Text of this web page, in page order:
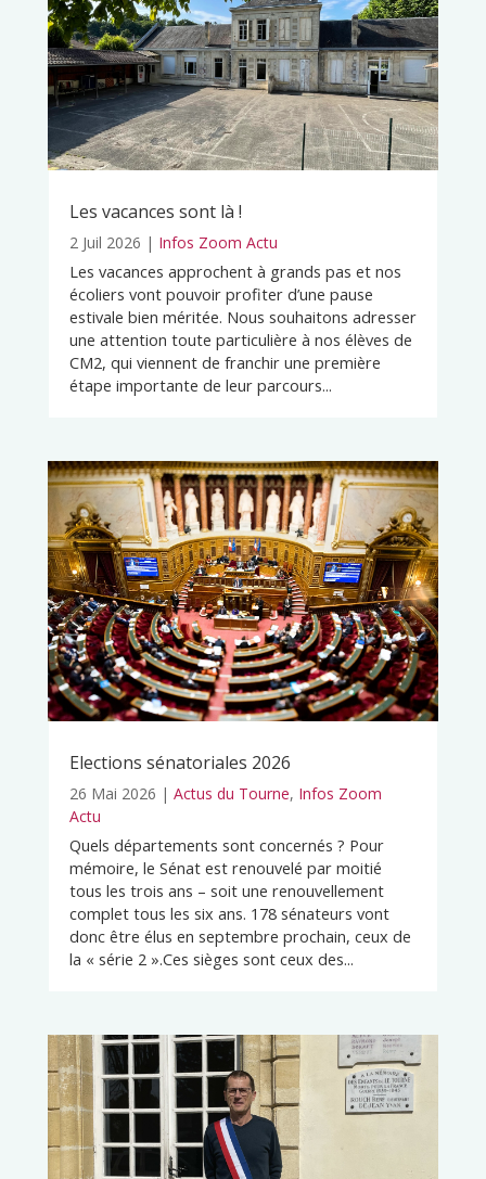
Les vacances sont là !
2 Juil 2026 | Infos Zoom Actu
Les vacances approchent à grands pas et nos
écoliers vont pouvoir profiter d’une pause
estivale bien méritée. Nous souhaitons adresser
une attention toute particulière à nos élèves de
CM2, qui viennent de franchir une première
étape importante de leur parcours...
Elections sénatoriales 2026
26 Mai 2026 | Actus du Tourne, Infos Zoom
Actu
Quels départements sont concernés ? Pour
mémoire, le Sénat est renouvelé par moitié
tous les trois ans – soit une renouvellement
complet tous les six ans. 178 sénateurs vont
donc être élus en septembre prochain, ceux de
la « série 2 ».Ces sièges sont ceux des...